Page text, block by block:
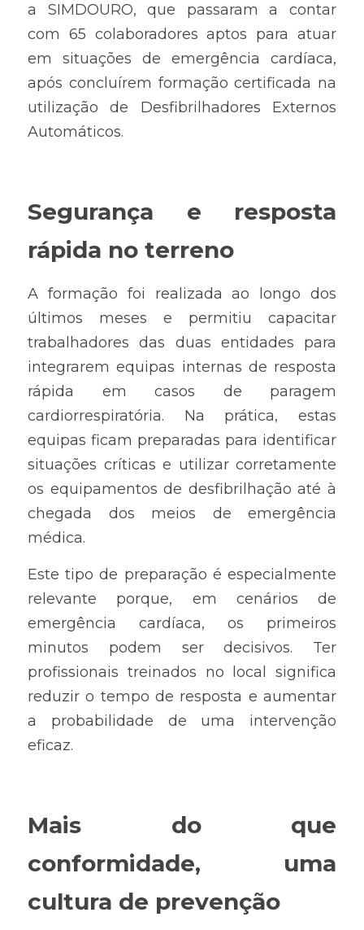
a SIMDOURO, que passaram a contar
com 65 colaboradores aptos para atuar
em situações de emergência cardíaca,
após concluírem formação certificada na
utilização de Desfibrilhadores Externos
Automáticos.
Segurança e resposta
rápida no terreno
A formação foi realizada ao longo dos
últimos meses e permitiu capacitar
trabalhadores das duas entidades para
integrarem equipas internas de resposta
rápida em casos de paragem
cardiorrespiratória. Na prática, estas
equipas ficam preparadas para identificar
situações críticas e utilizar corretamente
os equipamentos de desfibrilhação até à
chegada dos meios de emergência
médica.
Este tipo de preparação é especialmente
relevante porque, em cenários de
emergência cardíaca, os primeiros
minutos podem ser decisivos. Ter
profissionais treinados no local significa
reduzir o tempo de resposta e aumentar
a probabilidade de uma intervenção
eficaz.
Mais do que
conformidade, uma
cultura de prevenção